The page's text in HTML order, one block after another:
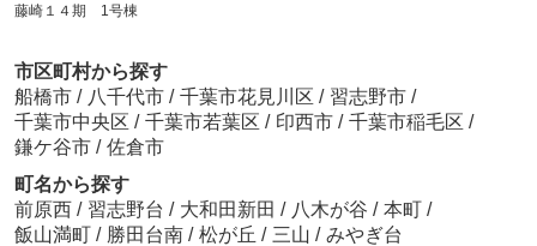
藤崎１４期 1号棟
市区町村から探す
船橋市 / 八千代市 / 千葉市花見川区 / 習志野市 /
千葉市中央区 / 千葉市若葉区 / 印西市 / 千葉市稲毛区 /
鎌ケ谷市 / 佐倉市
町名から探す
前原西 / 習志野台 / 大和田新田 / 八木が谷 / 本町 /
飯山満町 / 勝田台南 / 松が丘 / 三山 / みやぎ台